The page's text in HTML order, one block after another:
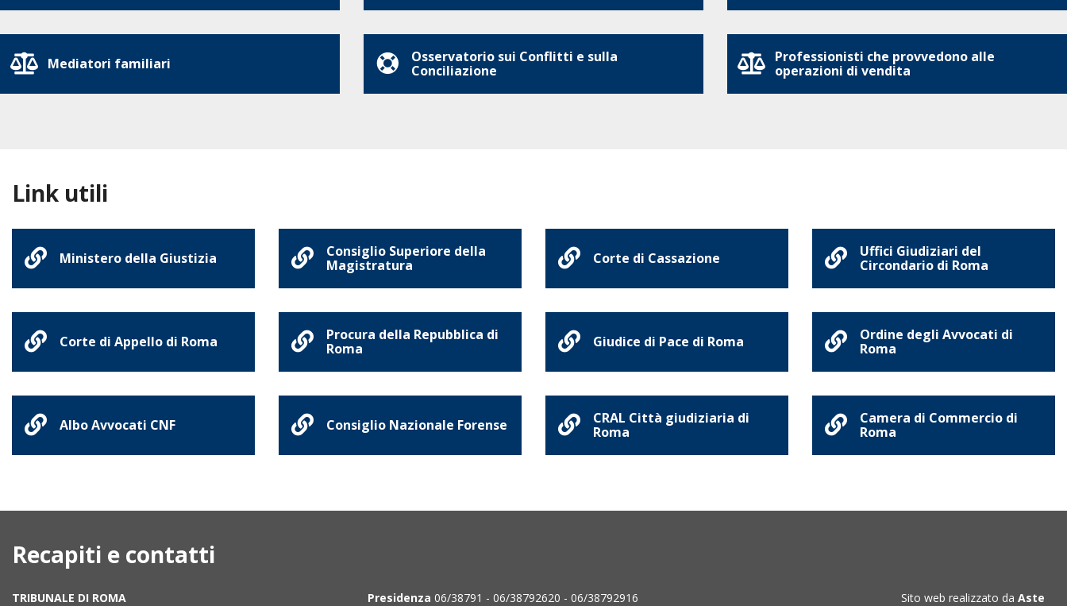
Mediatori familiari
Osservatorio sui Conflitti e sulla
Conciliazione
Professionisti che provvedono alle
operazioni di vendita
Link utili
Ministero della Giustizia
Consiglio Superiore della
Magistratura
Corte di Cassazione
Uffici Giudiziari del
Circondario di Roma
Corte di Appello di Roma
Procura della Repubblica di
Roma
Giudice di Pace di Roma
Ordine degli Avvocati di
Roma
Albo Avvocati CNF Consiglio Nazionale Forense
CRAL Città giudiziaria di
Roma
Camera di Commercio di
Roma
Recapiti e contatti
TRIBUNALE DI ROMA Presidenza 06/38791 - 06/38792620 - 06/38792916 Sito web realizzato da Aste